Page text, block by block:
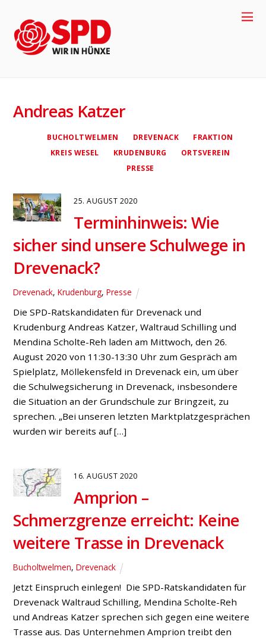
Andreas Katzer
BUCHOLTWELMEN DREVENACK
FRAKTION
KREIS WESEL
KRUDENBURG
ORTSVEREIN
PRESSE
25. AUGUST 2020
Terminhinweis: Wie
sicher sind unsere Schulwege in
Drevenack?
Drevenack,Krudenburg,Presse
Die SPD-Ratskandidaten für Drevenack und
Krudenburg Andreas Katzer, Waltraud Schilling und
Mendina Scholte-Reh laden am Mittwoch, den 26.
August 2020 von 11:30-13:30 Uhr zum Gespräch am
Spielplatz, Möllekensfeld in Drevenack ein, um über
die Schulwegsicherung in Drevenack, insbesondere
die Situation an der Grundschule zur Bringzeit, zu
sprechen. „Bei unseren letzten Marktplatzgesprächen
wurden wir bereits auf […]
16. AUGUST 2020
Amprion –
Schmerzgrenze erreicht: Keine
weitere Trasse in Drevenack
Bucholtwelmen,Drevenack
Jetzt Einspruch einlegen! Die SPD-Ratskandidaten für
Drevenack Waltraud Schilling, Mendina Scholte-Reh
und Andreas Katzer sprechen sich gegen eine weitere
Trasse aus. Das Unternehmen Amprion treibt den